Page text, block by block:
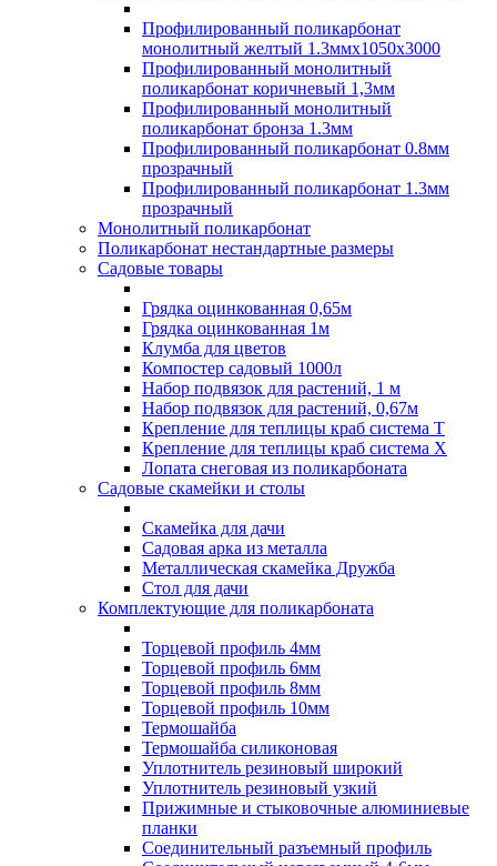
Профилированный поликарбонат
монолитный желтый 1.3ммх1050х3000
Профилированный монолитный
поликарбонат коричневый 1,3мм
Профилированный монолитный
поликарбонат бронза 1.3мм
Профилированный поликарбонат 0.8мм
прозрачный
Профилированный поликарбонат 1.3мм
прозрачный
Монолитный поликарбонат
Поликарбонат нестандартные размеры
Садовые товары
Грядка оцинкованная 0,65м
Грядка оцинкованная 1м
Клумба для цветов
Компостер садовый 1000л
Набор подвязок для растений, 1 м
Набор подвязок для растений, 0,67м
Крепление для теплицы краб система Т
Крепление для теплицы краб система Х
Лопата снеговая из поликарбоната
Садовые скамейки и столы
Скамейка для дачи
Садовая арка из металла
Металлическая скамейка Дружба
Стол для дачи
Комплектующие для поликарбоната
Торцевой профиль 4мм
Торцевой профиль 6мм
Торцевой профиль 8мм
Торцевой профиль 10мм
Термошайба
Термошайба силиконовая
Уплотнитель резиновый широкий
Уплотнитель резиновый узкий
Прижимные и стыковочные алюминиевые
планки
Соединительный разъемный профиль